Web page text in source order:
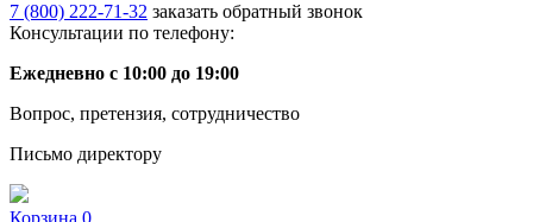
7 (800) 222-71-32 заказать обратный звонок
Консультации по телефону:
Ежедневно с 10:00 до 19:00
Вопрос, претензия, сотрудничество
Письмо директору
Корзина 0